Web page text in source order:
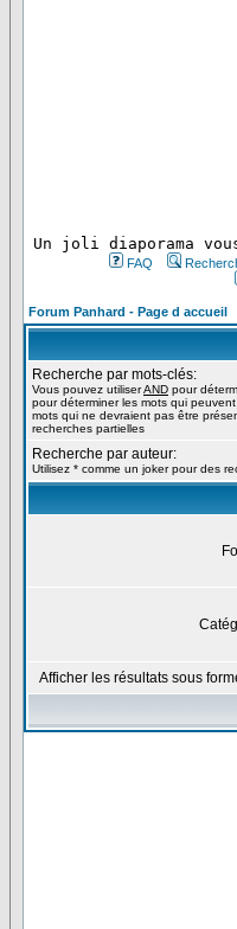
Un joli diaporama
FAQ
Forum Panhard - Page d accueil
Recherche par mots-clés:
Vous pouvez utiliserAND pour
pour déterminer les mots qui
mots qui ne devraient pas être
recherches partielles
Recherche par auteur:
Utilisez * comme un joker pour des
Afficher les résultats sous